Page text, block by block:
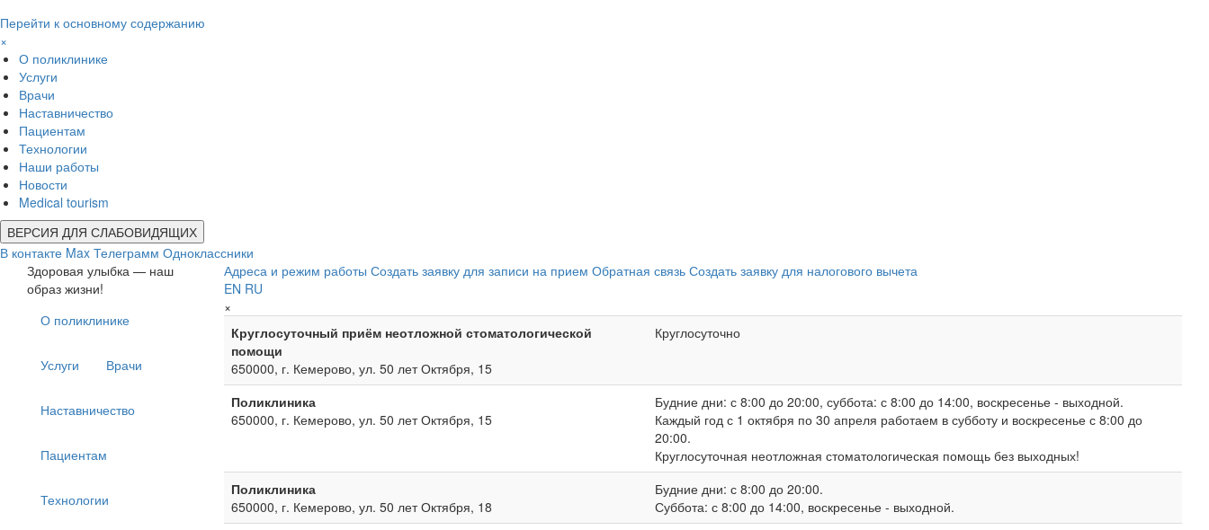
Перейти к основному содержанию
×
О поликлинике
Услуги
Врачи
Наставничество
Пациентам
Технологии
Наши работы
Новости
Medical tourism
ВЕРСИЯ ДЛЯ СЛАБОВИДЯЩИХ
В контакте Max Телеграмм Одноклассники
Здоровая улыбка — наш
образ жизни!
О поликлинике
Услуги Врачи
Наставничество
Пациентам
Технологии
Адреса и режим работы Создать заявку для записи на прием Обратная связь Создать заявку для налогового вычета
EN RU
×
Круглосуточный приём неотложной стоматологической
помощи
650000, г. Кемерово, ул. 50 лет Октября, 15
Круглосуточно
Поликлиника
650000, г. Кемерово, ул. 50 лет Октября, 15
Будние дни: с 8:00 до 20:00, суббота: с 8:00 до 14:00, воскресенье - выходной.
Каждый год с 1 октября по 30 апреля работаем в субботу и воскресенье с 8:00 до
20:00.
Круглосуточная неотложная стоматологическая помощь без выходных!
Поликлиника
650000, г. Кемерово, ул. 50 лет Октября, 18
Будние дни: с 8:00 до 20:00.
Суббота: с 8:00 до 14:00, воскресенье - выходной.